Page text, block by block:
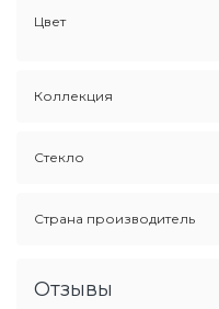
Цвет
Коллекция
Стекло
Страна производитель
Отзывы